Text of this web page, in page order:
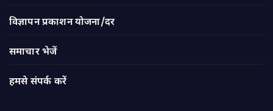
विज्ञापन प्रकाशन योजना/दर
समाचार भेजें
हमसे संपर्क करें